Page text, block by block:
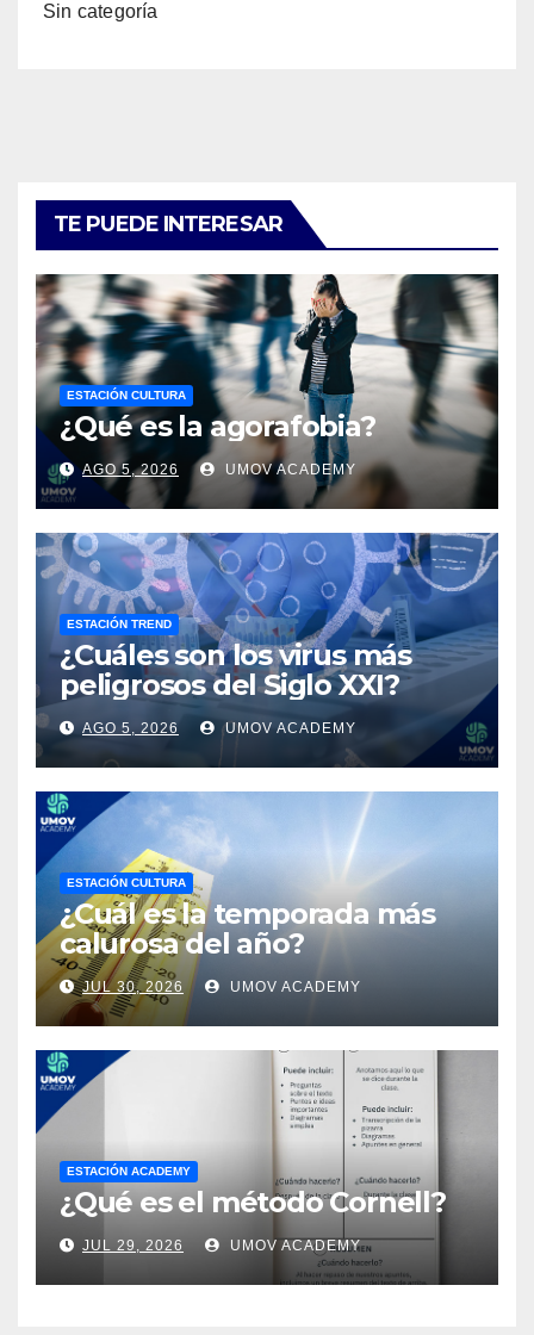
Sin categoría
TE PUEDE INTERESAR
ESTACIÓN CULTURA
¿Qué es la agorafobia?
AGO 5, 2026 UMOV ACADEMY
ESTACIÓN TREND
¿Cuáles son los virus más
peligrosos del Siglo XXI?
AGO 5, 2026 UMOV ACADEMY
ESTACIÓN CULTURA
¿Cuál es la temporada más
calurosa del año?
JUL 30, 2026 UMOV ACADEMY
ESTACIÓN ACADEMY
¿Qué es el método Cornell?
JUL 29, 2026 UMOV ACADEMY